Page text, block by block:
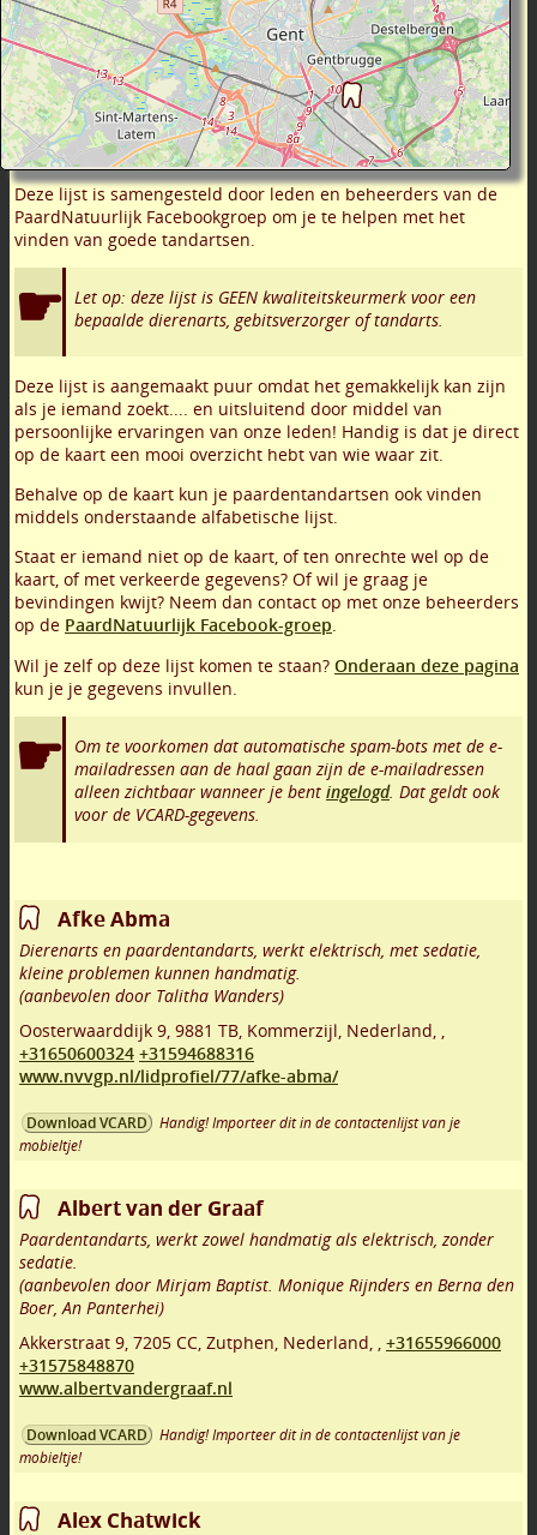
Deze lijst is samengesteld door leden en beheerders van de
PaardNatuurlijk Facebookgroep om je te helpen met het
vinden van goede tandartsen.
Let op: deze lijst is GEEN kwaliteitskeurmerk voor een
bepaalde dierenarts, gebitsverzorger of tandarts.
Deze lijst is aangemaakt puur omdat het gemakkelijk kan zijn
als je iemand zoekt.... en uitsluitend door middel van
persoonlijke ervaringen van onze leden! Handig is dat je direct
op de kaart een mooi overzicht hebt van wie waar zit.
Behalve op de kaart kun je paardentandartsen ook vinden
middels onderstaande alfabetische lijst.
Staat er iemand niet op de kaart, of ten onrechte wel op de
kaart, of met verkeerde gegevens? Of wil je graag je
bevindingen kwijt? Neem dan contact op met onze beheerders
op de PaardNatuurlijk Facebook-groep.
Wil je zelf op deze lijst komen te staan? Onderaan deze pagina
kun je je gegevens invullen.
Om te voorkomen dat automatische spam-bots met de e-
mailadressen aan de haal gaan zijn de e-mailadressen
alleen zichtbaar wanneer je bent ingelogd. Dat geldt ook
voor de VCARD-gegevens.
Afke Abma
Dierenarts en paardentandarts, werkt elektrisch, met sedatie,
kleine problemen kunnen handmatig.
(aanbevolen door Talitha Wanders)
Oosterwaarddijk 9 9881 TB Kommerzijl Nederland,
+31650600324 +31594688316
www.nvvgp.nl/lidprofiel/77/afke-abma/
Download VCARD
Handig! Importeer dit in de contactenlijst van je
mobieltje!
Albert van der Graaf
Paardentandarts, werkt zowel handmatig als elektrisch, zonder
sedatie.
(aanbevolen door Mirjam Baptist. Monique Rijnders en Berna den
Boer, An Panterhei)
Akkerstraat 9 7205 CC Zutphen Nederland,
+31655966000
+31575848870
www.albertvandergraaf.nl
Download VCARD
Handig! Importeer dit in de contactenlijst van je
mobieltje!
Alex Chatwick